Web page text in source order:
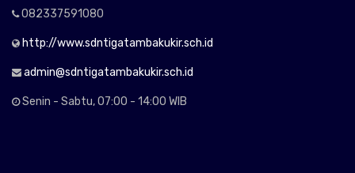
082337591080
http://www.sdntigatambakukir.sch.id
admin@sdntigatambakukir.sch.id
Senin - Sabtu, 07:00 - 14:00 WIB